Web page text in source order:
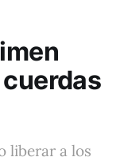
liberar a los